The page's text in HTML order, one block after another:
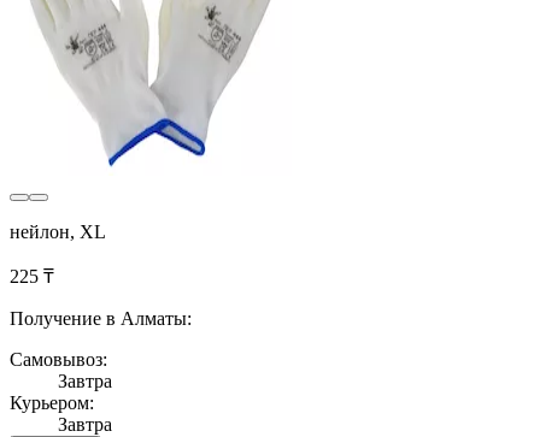
нейлон, XL
225 ₸
Получение в Алматы:
Самовывоз:
Завтра
Курьером:
Завтра